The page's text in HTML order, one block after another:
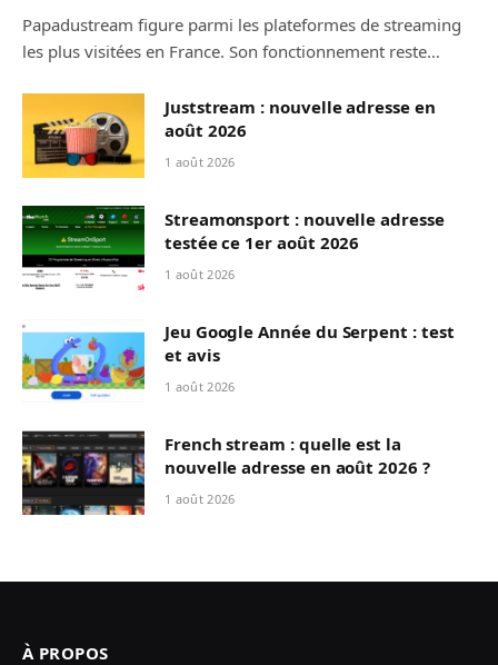
Papadustream figure parmi les plateformes de streaming
les plus visitées en France. Son fonctionnement reste…
Juststream : nouvelle adresse en
août 2026
1 août 2026
Streamonsport : nouvelle adresse
testée ce 1er août 2026
1 août 2026
Jeu Google Année du Serpent : test
et avis
1 août 2026
French stream : quelle est la
nouvelle adresse en août 2026 ?
1 août 2026
À PROPOS